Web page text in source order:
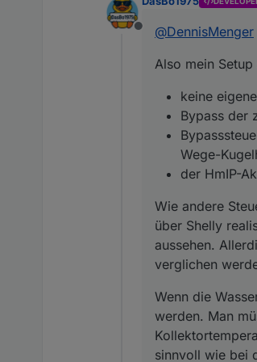
Offline
@DennisMenger
Also mein
keine
Bypass der
Wege-
der HmIP-
Wie andere
über Shelly
aussehen.
verglichen
Wenn die
werden. Man
sinnvoll wie bei